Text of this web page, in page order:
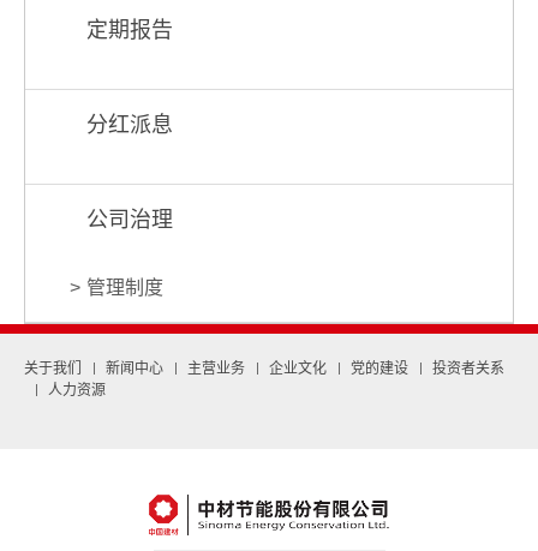
定期报告
分红派息
公司治理
管理制度
关于我们 新闻中心 主营业务 企业文化 党的建设
投资者关系
人力资源